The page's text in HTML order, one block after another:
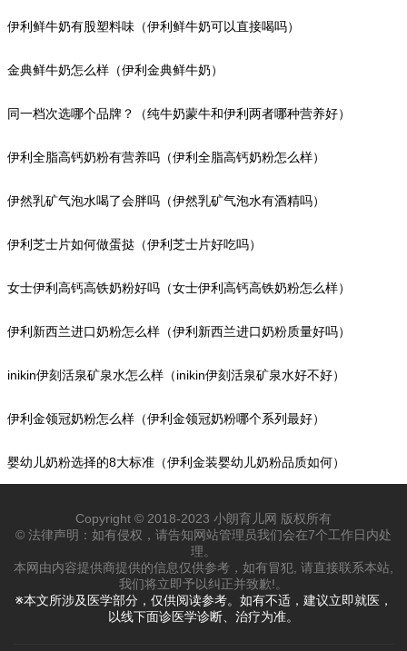
伊利鲜牛奶有股塑料味（伊利鲜牛奶可以直接喝吗）
金典鲜牛奶怎么样（伊利金典鲜牛奶）
同一档次选哪个品牌？（纯牛奶蒙牛和伊利两者哪种营养好）
伊利全脂高钙奶粉有营养吗（伊利全脂高钙奶粉怎么样）
伊然乳矿气泡水喝了会胖吗（伊然乳矿气泡水有酒精吗）
伊利芝士片如何做蛋挞（伊利芝士片好吃吗）
女士伊利高钙高铁奶粉好吗（女士伊利高钙高铁奶粉怎么样）
伊利新西兰进口奶粉怎么样（伊利新西兰进口奶粉质量好吗）
inikin伊刻活泉矿泉水怎么样（inikin伊刻活泉矿泉水好不好）
伊利金领冠奶粉怎么样（伊利金领冠奶粉哪个系列最好）
婴幼儿奶粉选择的8大标准（伊利金装婴幼儿奶粉品质如何）
Copyright © 2018-2023 小朗育儿网 版权所有
© 法律声明：如有侵权，请告知网站管理员我们会在7个工作日内处
理。
本网由内容提供商提供的信息仅供参考，如有冒犯, 请直接联系本站,
我们将立即予以纠正并致歉!。
※本文所涉及医学部分，仅供阅读参考。如有不适，建议立即就医，
以线下面诊医学诊断、治疗为准。